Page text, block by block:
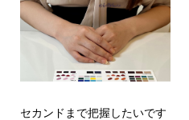
セカンドまで把握したいです